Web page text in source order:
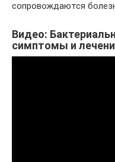
сопровождаются
Видео:
симптомы и